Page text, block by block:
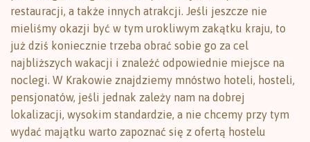
restauracji, a także innych atrakcji. Jeśli jeszcze nie
mieliśmy okazji być w tym urokliwym zakątku kraju, to
już dziś koniecznie trzeba obrać sobie go za cel
najbliższych wakacji i znaleźć odpowiednie miejsce na
noclegi. W Krakowie znajdziemy mnóstwo hoteli, hosteli,
pensjonatów, jeśli jednak zależy nam na dobrej
lokalizacji, wysokim standardzie, a nie chcemy przy tym
wydać majątku warto zapoznać się z ofertą hostelu